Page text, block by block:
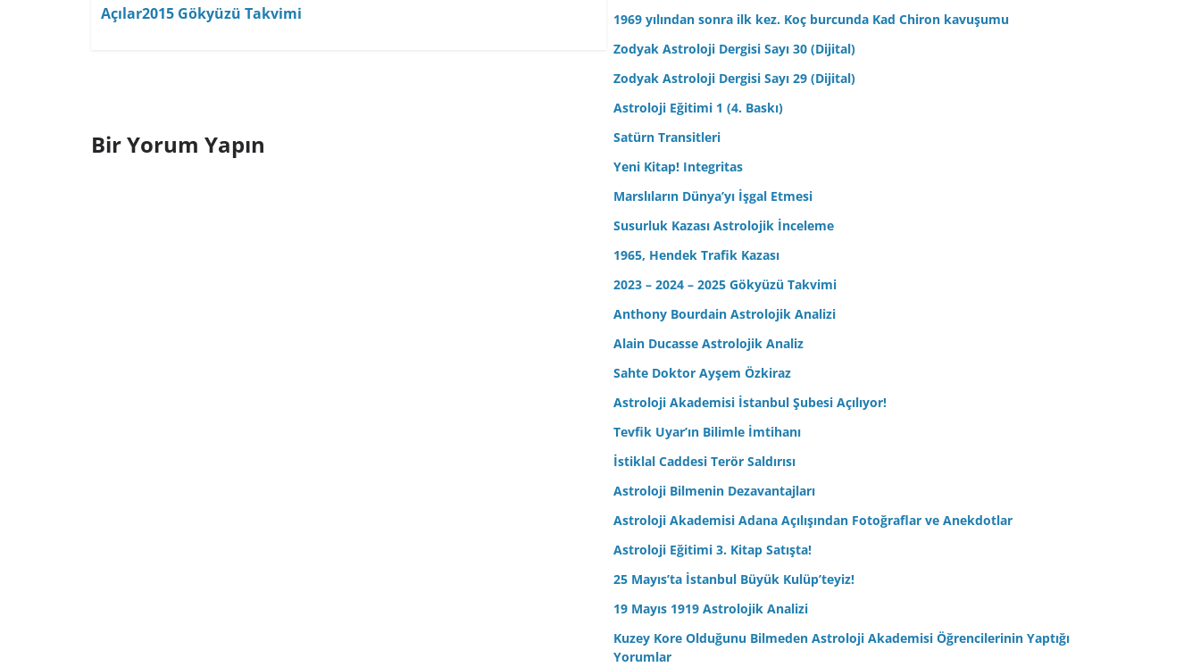
Açılar2015 Gökyüzü Takvimi
Bir Yorum Yapın
1969 yılından sonra ilk kez. Koç burcunda Kad Chiron kavuşumu
Zodyak Astroloji Dergisi Sayı 30 (Dijital)
Zodyak Astroloji Dergisi Sayı 29 (Dijital)
Astroloji Eğitimi 1 (4. Baskı)
Satürn Transitleri
Yeni Kitap! Integritas
Marslıların Dünya’yı İşgal Etmesi
Susurluk Kazası Astrolojik İnceleme
1965, Hendek Trafik Kazası
2023 – 2024 – 2025 Gökyüzü Takvimi
Anthony Bourdain Astrolojik Analizi
Alain Ducasse Astrolojik Analiz
Sahte Doktor Ayşem Özkiraz
Astroloji Akademisi İstanbul Şubesi Açılıyor!
Tevfik Uyar’ın Bilimle İmtihanı
İstiklal Caddesi Terör Saldırısı
Astroloji Bilmenin Dezavantajları
Astroloji Akademisi Adana Açılışından Fotoğraflar ve Anekdotlar
Astroloji Eğitimi 3. Kitap Satışta!
25 Mayıs’ta İstanbul Büyük Kulüp’teyiz!
19 Mayıs 1919 Astrolojik Analizi
Kuzey Kore Olduğunu Bilmeden Astroloji Akademisi Öğrencilerinin Yaptığı
Yorumlar